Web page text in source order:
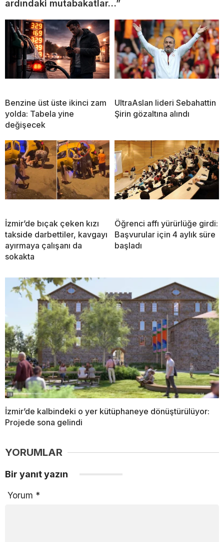
ardındaki mutabakatlar…”
Benzine üst üste ikinci zam
yolda: Tabela yine
değişecek
UltraAslan lideri Sebahattin
Şirin gözaltına alındı
İzmir’de bıçak çeken kızı
takside darbettiler, kavgayı
ayırmaya çalışanı da
sokakta
Öğrenci affı yürürlüğe girdi:
Başvurular için 4 aylık süre
başladı
İzmir’de kalbindeki o yer kütüphaneye dönüştürülüyor:
Projede sona gelindi
YORUMLAR
Bir yanıt yazın
Yorum *